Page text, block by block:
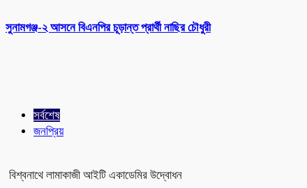
সুনামগঞ্জ-২ আসনে বিএনপির চূড়ান্ত প্রার্থী নাছির চৌধুরী
সর্বশেষ
জনপ্রিয়
বিশ্বনাথে লামাকাজী আইটি একাডেমির উদ্বোধন